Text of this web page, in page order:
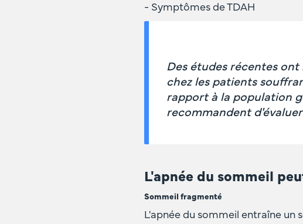
- Symptômes de TDAH
Des études récentes
chez les patients
rapport à la population
recommandent
L'apnée du sommeil
Sommeil fragmenté
L'apnée du sommeil entraîne